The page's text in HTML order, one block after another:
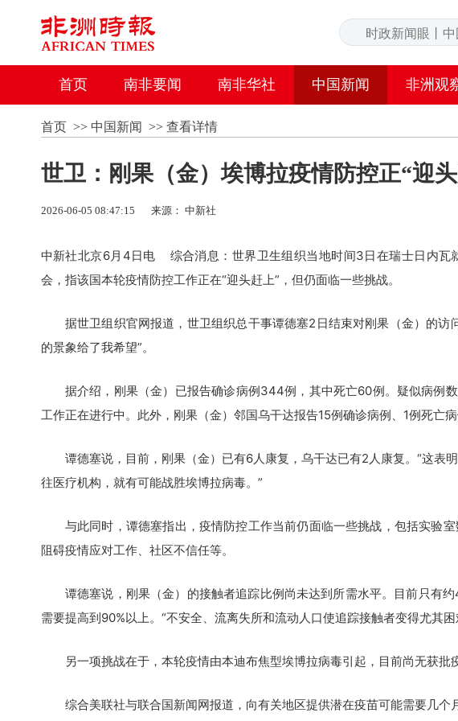
首页 南非要闻 南非华社 中国新闻 非洲观
首页>> 中国新闻 >> 查看详情
世卫：刚果（金）埃博拉疫情防控正“迎
2026-06-05 08:47:15 来源： 中新社
中新社北京6月4日电 综合消息：世界卫生组织当地时间3日在瑞士日内瓦
会，指该国本轮疫情防控工作正在“迎头赶上”，但仍面临一些挑战。
据世卫组织官网报道，世卫组织总干事谭德塞2日结束对刚果（金）的访
的景象给了我希望”。
据介绍，刚果（金）已报告确诊病例344例，其中死亡60例。疑似病例数
工作正在进行中。此外，刚果（金）邻国乌干达报告15例确诊病例、1例死亡病
谭德塞说，目前，刚果（金）已有6人康复，乌干达已有2人康复。“这表
往医疗机构，就有可能战胜埃博拉病毒。”
与此同时，谭德塞指出，疫情防控工作当前仍面临一些挑战，包括实验室
阻碍疫情应对工作、社区不信任等。
谭德塞说，刚果（金）的接触者追踪比例尚未达到所需水平。目前只有约
需要提高到90%以上。“不安全、流离失所和流动人口使追踪接触者变得尤其困
另一项挑战在于，本轮疫情由本迪布焦型埃博拉病毒引起，目前尚无获批
综合美联社与联合国新闻网报道，向有关地区提供潜在疫苗可能需要几个